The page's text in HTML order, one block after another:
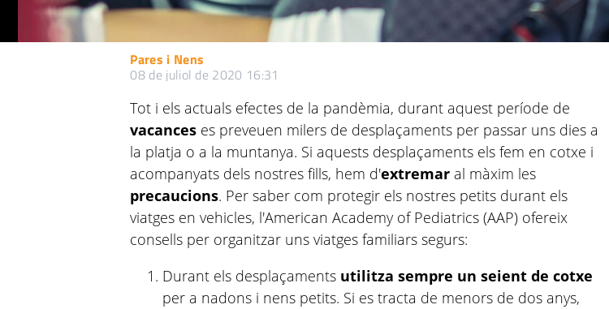
Pares i Nens
08 de juliol de 2020 16:31
Tot i els actuals efectes de la pandèmia, durant aquest període de
vacances es preveuen milers de desplaçaments per passar uns dies a
la platja o a la muntanya. Si aquests desplaçaments els fem en cotxe i
acompanyats dels nostres fills, hem d'extremar al màxim les
precaucions. Per saber com protegir els nostres petits durant els
viatges en vehicles, l'American Academy of Pediatrics (AAP) ofereix
consells per organitzar uns viatges familiars segurs:
Durant els desplaçaments utilitza sempre un seient de cotxe
per a nadons i nens petits. Si es tracta de menors de dos anys,